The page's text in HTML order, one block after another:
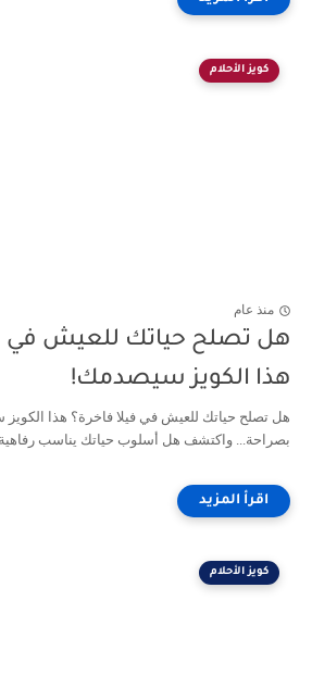
كويز الأحلام
منذ عام
هل تصلح حياتك للعيش في
هذا الكويز سيصدمك!
هل تصلح حياتك للعيش في فيلا فاخرة؟ هذا
بصراحة... واكتشف هل أسلوب حياتك يناسب رفاهية
كويز الأحلام